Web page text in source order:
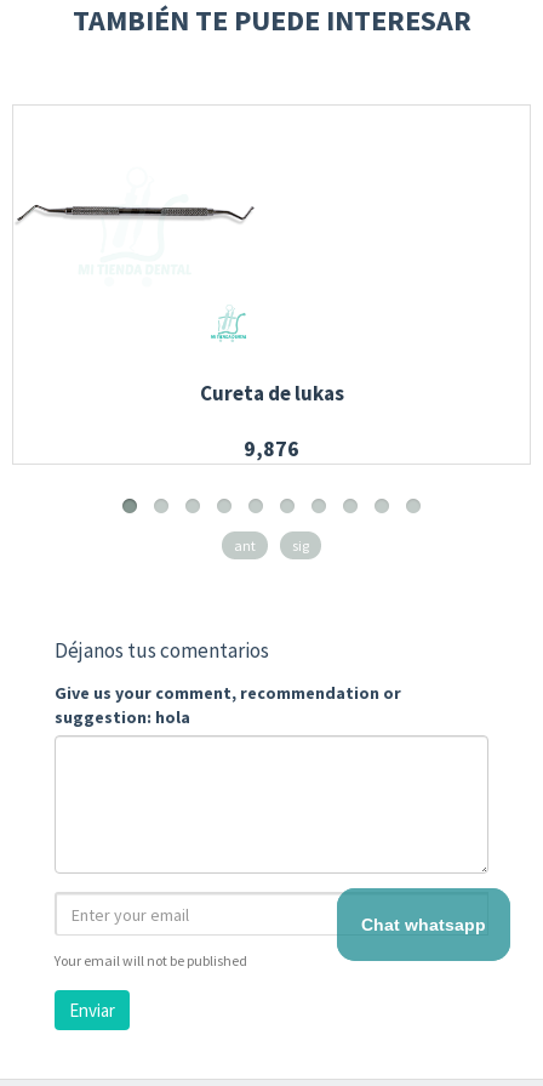
TAMBIÉN TE PUEDE INTERESAR
Cureta de lukas
9,876
ant sig
Déjanos tus comentarios
Give us your comment, recommendation or
suggestion: hola
Your email will not be published
Enviar
Chat whatsapp